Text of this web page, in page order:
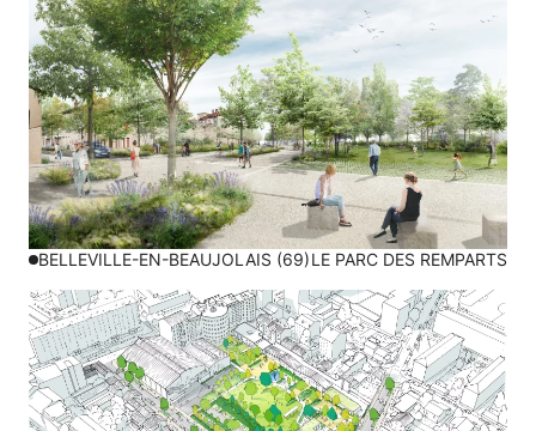
BELLEVILLE-EN-BEAUJOLAIS (69)LE PARC DES REMPARTS